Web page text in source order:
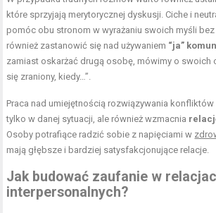
które sprzyjają merytorycznej dyskusji. Ciche i
pomóc obu stronom w wyrażaniu swoich myśli bez
również zastanowić się nad używaniem “ja”
zamiast oskarżać drugą osobę, mówimy o swoich
się zraniony, kiedy…”.
Praca nad umiejętnością rozwiązywania
tylko w danej sytuacji, ale również wzmacnia
Osoby potrafiące radzić sobie z napięciami w
mają głębsze i bardziej satysfakcjonujące relacje.
Jak budować zaufanie w
interpersonalnych?